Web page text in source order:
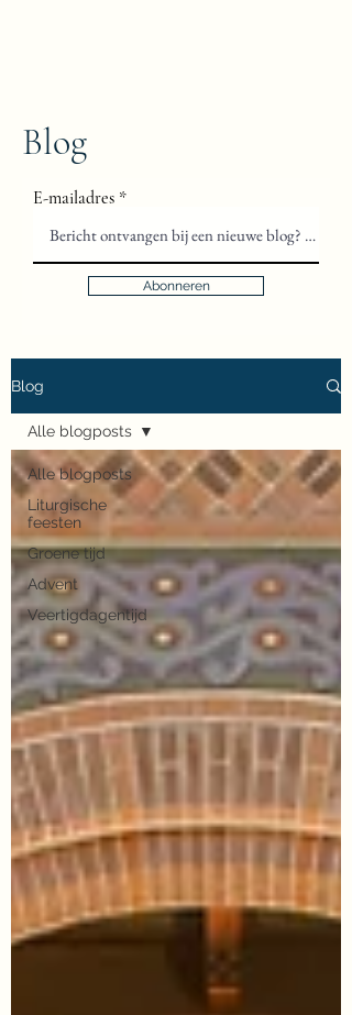
Blog
E-mailadres
Abonneren
Blog
Alle blogposts
Liturgische
feesten
Groene tijd
Advent
Veertigdagentijd
Alle blogposts